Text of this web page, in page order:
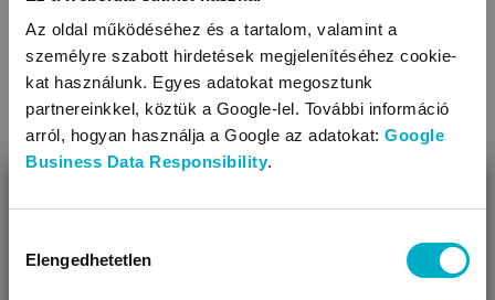
Az oldal működéséhez és a tartalom, valamint a
személyre szabott hirdetések megjelenítéséhez cookie-
kat használunk. Egyes adatokat megosztunk
partnereinkkel, köztük a Google-lel. További információ
arról, hogyan használja a Google az adatokat: Google
Business Data Responsibility.
kiválasztása
Elengedhetetlen
Díszítés: anyagában mintás
A termék nikkelmentes patenttal készül. A patent nem
tartalmaz nikkelt, ezért nem vált ki allergiás reakciót az
erre érzékeny babáknál
TOVÁBBIAK
KAPCSOLÓDÓ KATEGÓRIÁK
Úgy látjuk, most jársz nálunk először!